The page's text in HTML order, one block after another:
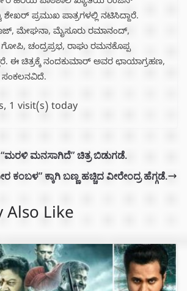
ಶೇಖರ್ ಪ್ರಮುಖ ಪಾತ್ರಗಳಲ್ಲಿ ನಟಿಸಿದ್ದಾರೆ.
ಮೇಘನಾ, ಮೈಸೂರು ರಮಾನಂದ್,
ಚಂದ್ರಪ್ರಭ, ರಾಘು ರಮನಕೊಪ್ಪ
ಈ ಚಿತ್ರಕ್ಕೆ ನಂದಕುಮಾರ್ ಅವರ ಛಾಯಾಗ್ರಹಣ,
1 visit(s) today
ಮನಸಾಗಿದೆ” ಚಿತ್ರ ಬಿಡುಗಡೆ.
ಕಂಬಳ” ಕ್ಕಾಗಿ ಬಣ್ಣ ಹಚ್ಚಿದ ವೀರೇಂದ್ರ ಹೆಗ್ಗಡೆ.
Also Like